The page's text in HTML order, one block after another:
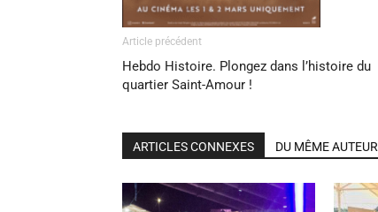
Article précédent
Hebdo Histoire. Plongez dans l’histoire du
quartier Saint-Amour !
ARTICLES CONNEXES DU MÊME AUTEUR